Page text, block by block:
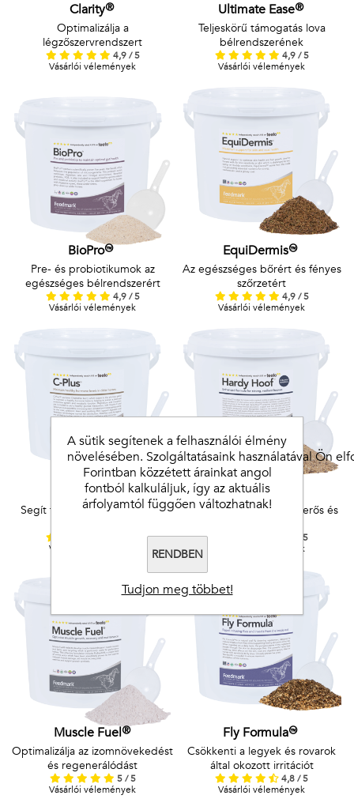
Clarity®
Optimalizálja a
légzőszervrendszert
4,9 / 5
Vásárlói vélemények
Ultimate Ease®
Teljeskörű támogatás lova
bélrendszerének
4,9 / 5
Vásárlói vélemények
BioPro™
Pre- és probiotikumok az
egészséges bélrendszerért
4,9 / 5
Vásárlói vélemények
EquiDermis™
Az egészséges bőrért és fényes
szőrzetért
4,9 / 5
Vásárlói vélemények
C-Plus™
Segít fenntartani a megfelelő
Vásárlói vélemények
Hardy Hoof™
Segít, hogy lova patája erős és
4,8 / 5
Vásárlói vélemények
Muscle Fuel®
Optimalizálja az izomnövekedést
és regenerálódást
5 / 5
Vásárlói vélemények
Fly Formula™
Csökkenti a legyek és rovarok
által okozott irritációt
4,8 / 5
Vásárlói vélemények
A sütik segítenek a felhasználói élmény
növelésében. Szolgáltatásaink használatával Ön
Forintban közzétett árainkat angol
fontból kalkuláljuk, így az aktuális
árfolyamtól függően változhatnak!
RENDBEN
Tudjon meg többet!